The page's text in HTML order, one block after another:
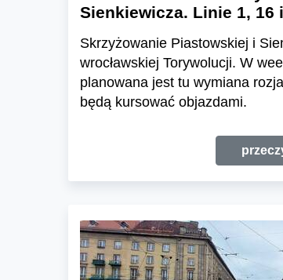
Sienkiewicza. Linie 1, 16
Skrzyżowanie Piastowskiej i
wrocławskiej Torywolucji. W
planowana jest tu wymiana
będą kursować objazdami.